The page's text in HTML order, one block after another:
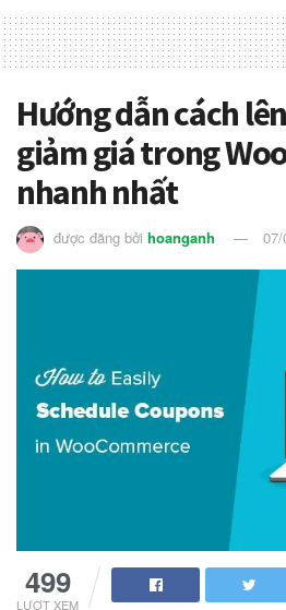
Hướng dẫn cách
giảm giá trong
nhanh nhất
được đăng bởi hoanganh
499
LƯỢT XEM